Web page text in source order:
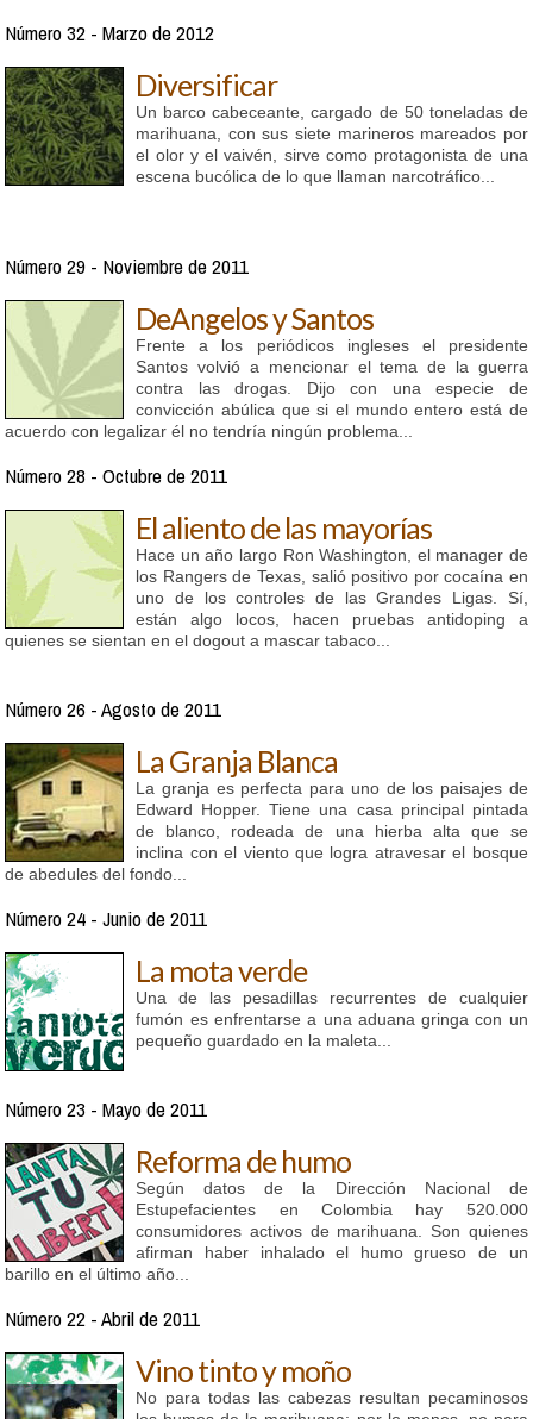
Número 32 - Marzo de 2012
Diversificar
Un barco cabeceante, cargado de 50 toneladas de
marihuana, con sus siete marineros mareados por
el olor y el vaivén, sirve como protagonista de una
escena bucólica de lo que llaman narcotráfico...
Número 29 - Noviembre de 2011
DeAngelos y Santos
Frente a los periódicos ingleses el presidente
Santos volvió a mencionar el tema de la guerra
contra las drogas. Dijo con una especie de
convicción abúlica que si el mundo entero está de
acuerdo con legalizar él no tendría ningún problema...
Número 28 - Octubre de 2011
El aliento de las mayorías
Hace un año largo Ron Washington, el manager de
los Rangers de Texas, salió positivo por cocaína en
uno de los controles de las Grandes Ligas. Sí,
están algo locos, hacen pruebas antidoping a
quienes se sientan en el dogout a mascar tabaco...
Número 26 - Agosto de 2011
La Granja Blanca
La granja es perfecta para uno de los paisajes de
Edward Hopper. Tiene una casa principal pintada
de blanco, rodeada de una hierba alta que se
inclina con el viento que logra atravesar el bosque
de abedules del fondo...
Número 24 - Junio de 2011
La mota verde
Una de las pesadillas recurrentes de cualquier
fumón es enfrentarse a una aduana gringa con un
pequeño guardado en la maleta...
Número 23 - Mayo de 2011
Reforma de humo
Según datos de la Dirección Nacional de
Estupefacientes en Colombia hay 520.000
consumidores activos de marihuana. Son quienes
afirman haber inhalado el humo grueso de un
barillo en el último año...
Número 22 - Abril de 2011
Vino tinto y moño
No para todas las cabezas resultan pecaminosos